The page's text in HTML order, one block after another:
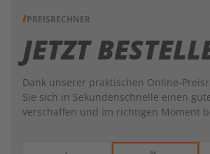
PREISRECHNER
JETZT
Dank unserer praktischen Online-
Sie sich in Sekundenschnelle einen
verschaffen und im richtigen Moment